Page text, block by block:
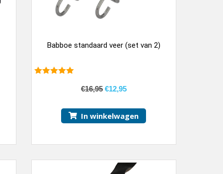
Babboe standaard veer (set van 2)
€16,95 €12,95
In winkelwagen